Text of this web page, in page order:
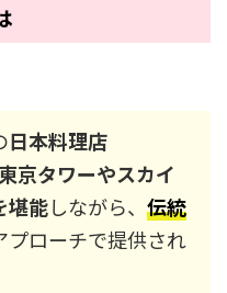
日本料理店
東京タワーやスカイ
堪能しながら、 伝統
プローチで提供され